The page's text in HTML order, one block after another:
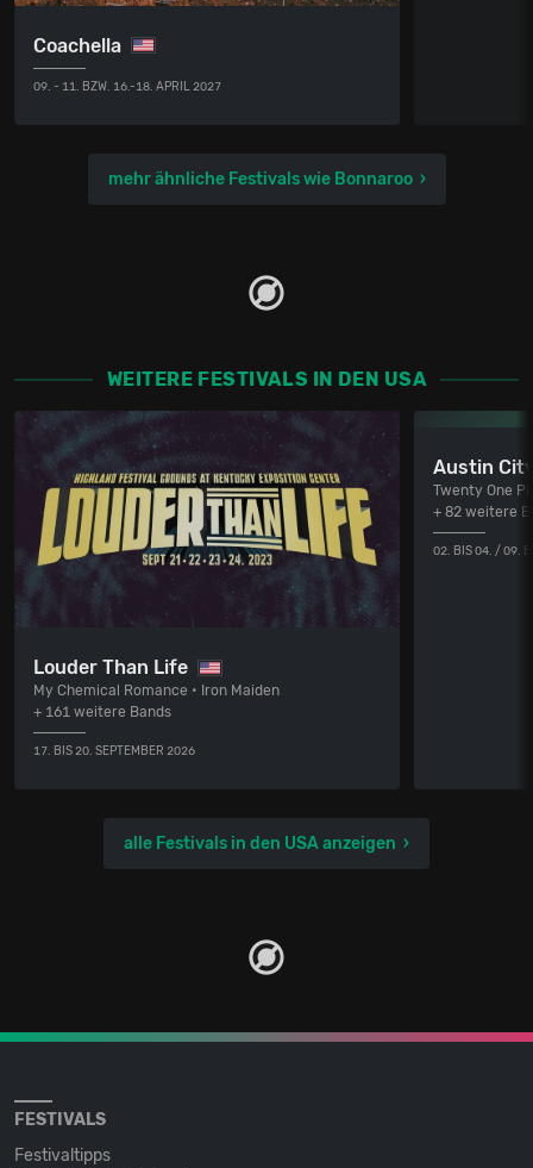
Coachella
09. - 11. BZW. 16.-18. APRIL 2027
mehr ähnliche Festivals wie Bonnaroo
WEITERE FESTIVALS IN DEN USA
Louder Than Life
My Chemical Romance • Iron Maiden
+ 161 weitere Bands
17. BIS 20. SEPTEMBER 2026
Austin
Twenty One
+ 82 weitere
02. BIS 04. / 09.
alle Festivals in den USA anzeigen
FESTIVALS
Festivaltipps